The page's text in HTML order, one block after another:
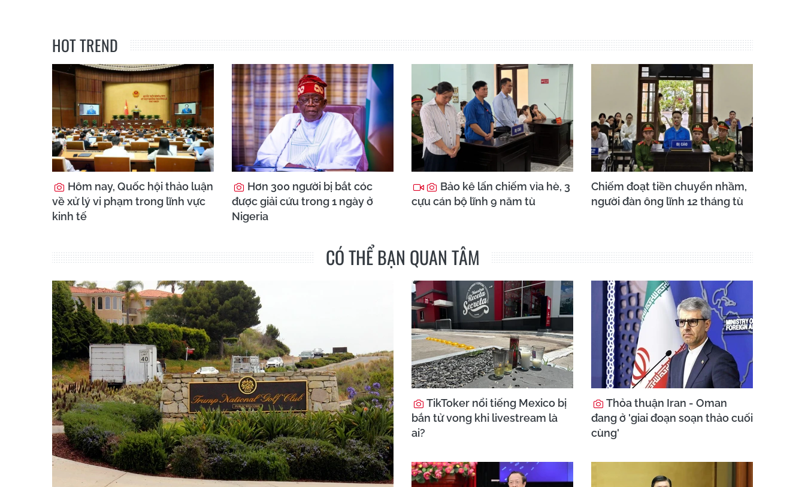
HOT TREND
Hôm nay, Quốc hội thảo luận
về xử lý vi phạm trong lĩnh vực
kinh tế
Hơn 300 người bị bắt cóc
được giải cứu trong 1 ngày ở
Nigeria
Bảo kê lấn chiếm vỉa hè, 3
cựu cán bộ lĩnh 9 năm tù
Chiếm đoạt tiền chuyển nhầm,
người đàn ông lĩnh 12 tháng tù
CÓ THỂ BẠN QUAN TÂM
TikToker nổi tiếng Mexico bị
bắn tử vong khi livestream là
ai?
Thỏa thuận Iran - Oman
đang ở 'giai đoạn soạn thảo cuối
cùng'